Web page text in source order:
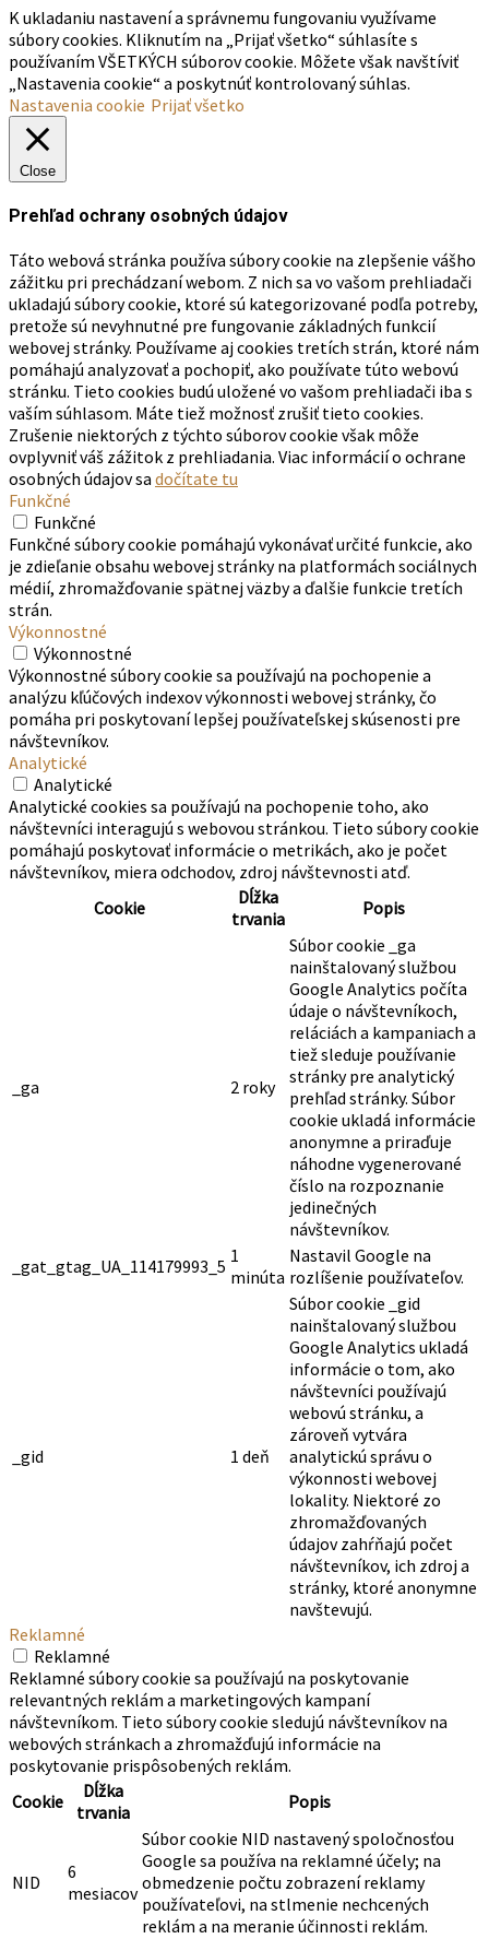
K ukladaniu nastavení a správnemu fungovaniu využívame
súbory cookies. Kliknutím na „Prijať všetko“ súhlasíte s
používaním VŠETKÝCH súborov cookie. Môžete však navštíviť
„Nastavenia cookie“ a poskytnúť kontrolovaný súhlas.
Nastavenia cookie Prijať všetko
Close
Prehľad ochrany osobných údajov
Táto webová stránka používa súbory cookie na zlepšenie vášho
zážitku pri prechádzaní webom. Z nich sa vo vašom prehliadači
ukladajú súbory cookie, ktoré sú kategorizované podľa potreby,
pretože sú nevyhnutné pre fungovanie základných funkcií
webovej stránky. Používame aj cookies tretích strán, ktoré nám
pomáhajú analyzovať a pochopiť, ako používate túto webovú
stránku. Tieto cookies budú uložené vo vašom prehliadači iba s
vaším súhlasom. Máte tiež možnosť zrušiť tieto cookies.
Zrušenie niektorých z týchto súborov cookie však môže
ovplyvniť váš zážitok z prehliadania. Viac informácií o ochrane
osobných údajov sa dočítate tu
Funkčné
Funkčné
Funkčné súbory cookie pomáhajú vykonávať určité funkcie, ako
je zdieľanie obsahu webovej stránky na platformách sociálnych
médií, zhromažďovanie spätnej väzby a ďalšie funkcie tretích
strán.
Výkonnostné
Výkonnostné
Výkonnostné súbory cookie sa používajú na pochopenie a
analýzu kľúčových indexov výkonnosti webovej stránky, čo
pomáha pri poskytovaní lepšej používateľskej skúsenosti pre
návštevníkov.
Analytické
Analytické
Analytické cookies sa používajú na pochopenie toho, ako
návštevníci interagujú s webovou stránkou. Tieto súbory cookie
pomáhajú poskytovať informácie o metrikách, ako je počet
návštevníkov, miera odchodov, zdroj návštevnosti atď.
Cookie
Dĺžka
trvania
Popis
_ga 2 roky
Súbor cookie _ga
nainštalovaný službou
Google Analytics počíta
údaje o návštevníkoch,
reláciách a kampaniach a
tiež sleduje používanie
stránky pre analytický
prehľad stránky. Súbor
cookie ukladá informácie
anonymne a priraďuje
náhodne vygenerované
číslo na rozpoznanie
jedinečných
návštevníkov.
_gat_gtag_UA_114179993_5 1
minúta
Nastavil Google na
rozlíšenie používateľov.
_gid 1 deň
Súbor cookie _gid
nainštalovaný službou
Google Analytics ukladá
informácie o tom, ako
návštevníci používajú
webovú stránku, a
zároveň vytvára
analytickú správu o
výkonnosti webovej
lokality. Niektoré zo
zhromažďovaných
údajov zahŕňajú počet
návštevníkov, ich zdroj a
stránky, ktoré anonymne
navštevujú.
Reklamné
Reklamné
Reklamné súbory cookie sa používajú na poskytovanie
relevantných reklám a marketingových kampaní
návštevníkom. Tieto súbory cookie sledujú návštevníkov na
webových stránkach a zhromažďujú informácie na
poskytovanie prispôsobených reklám.
Cookie
Dĺžka
trvania
Popis
NID
6
mesiacov
Súbor cookie NID nastavený spoločnosťou
Google sa používa na reklamné účely; na
obmedzenie počtu zobrazení reklamy
používateľovi, na stlmenie nechcených
reklám a na meranie účinnosti reklám.